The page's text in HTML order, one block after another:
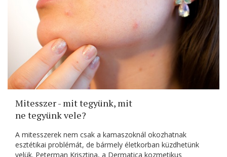
Mitesszer - mit tegyünk, mit
ne tegyünk vele?
A mitesszerek nem csak a kamaszoknál okozhatnak
esztétikai problémát, de bármely életkorban küzdhetünk
velük. Peterman Krisztina, a Dermatica kozmetikus